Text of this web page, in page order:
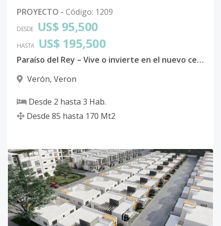
PROYECTO - Código: 1209
DESDE US$ 95,500
HASTA US$ 195,500
Paraíso del Rey – Vive o invierte en el nuevo centro de Punta Cana
Verón, Veron
Desde 2 hasta 3 Hab.
Desde 85 hasta 170 Mt2